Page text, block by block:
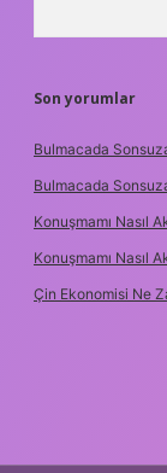
Son yorumlar
Bulmacada
Bulmacada
Konuşmamı Nasıl
Konuşmamı Nasıl
Çin Ekonomisi Ne